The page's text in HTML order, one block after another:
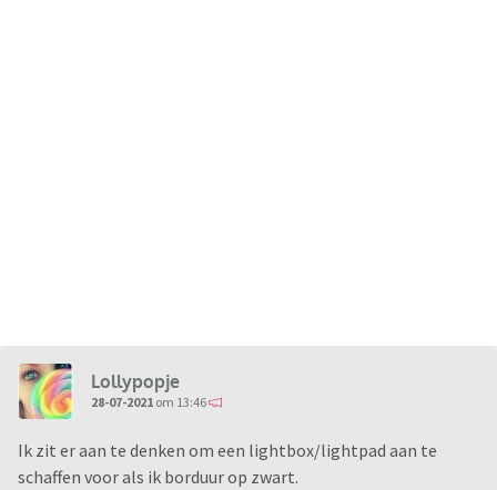
Lollypopje
28-07-2021 om 13:46
Ik zit er aan te denken om een lightbox/lightpad aan te
schaffen voor als ik borduur op zwart.